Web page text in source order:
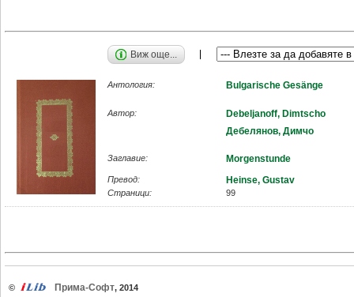
Виж още...
Антология: Bulgarische Gesänge
Автор:
Debeljanoff, Dimtscho
Дебелянов, Димчо
Заглавие: Morgenstunde
Превод: Heinse, Gustav
Страници: 99
© Прима-Софт, 2014